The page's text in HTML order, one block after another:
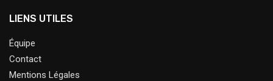
LIENS UTILES
Équipe
Contact
Mentions Légales